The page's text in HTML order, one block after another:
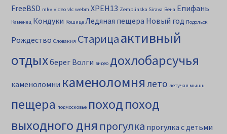
FreeBSD mkv video vlc webm XPEH13 Zemplinska Sirava Вена Епифань
Каменец Кондуки Кошице Ледяная пещера Новый год Подольск
Рождество Словакия Старицаактивный
отдыхберег Волги видео дохлобарсучья
каменоломни каменоломня лето летучая мышь
пещера подмосковье походпоход
выходного дня прогулка прогулка с детьми